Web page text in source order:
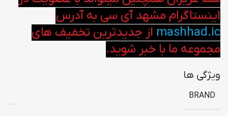
اینستاگرام مشهد آی سی به آدرس
mashhad.ic از جدیدترین تخفیف های
مجموعه ما با خبر شوید.
ویژگی ها
BRAND